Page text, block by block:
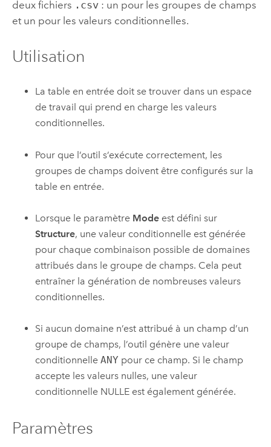
deux fichiers .csv: un pour les groupes de champs
et un pour les valeurs conditionnelles.
Utilisation
La table en entrée doit se trouver dans un espace
de travail qui prend en charge les valeurs
conditionnelles.
Pour que l’outil s’exécute correctement, les
groupes de champs doivent être configurés sur la
table en entrée.
Lorsque le paramètre Mode est défini sur
Structure, une valeur conditionnelle est générée
pour chaque combinaison possible de domaines
attribués dans le groupe de champs. Cela peut
entraîner la génération de nombreuses valeurs
conditionnelles.
Si aucun domaine n’est attribué à un champ d’un
groupe de champs, l’outil génère une valeur
conditionnelleANY pour ce champ. Si le champ
accepte les valeurs nulles, une valeur
conditionnelle NULLE est également générée.
Paramètres